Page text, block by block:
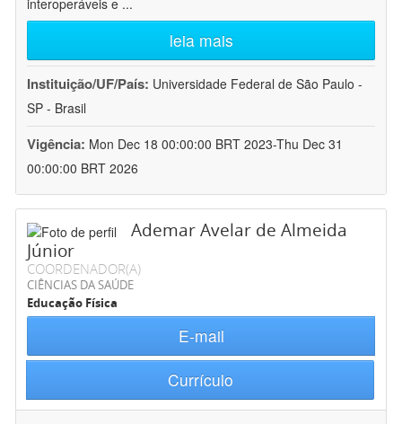
interoperáveis e ...
leia mais
Instituição/UF/País: Universidade Federal de São Paulo -
SP - Brasil
Vigência: Mon Dec 18 00:00:00 BRT 2023-Thu Dec 31
00:00:00 BRT 2026
Ademar Avelar de Almeida
Júnior
COORDENADOR(A)
CIÊNCIAS DA SAÚDE
Educação Física
E-mail
Currículo